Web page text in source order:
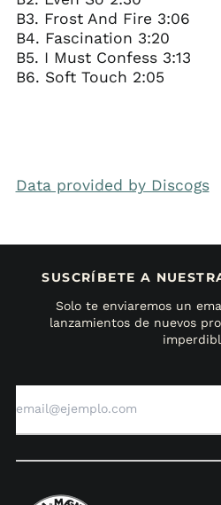
B3. Frost And Fire 3:06
B4. Fascination 3:20
B5. I Must Confess 3:13
B6. Soft Touch 2:05
Data provided by Discogs
SUSCRÍBETE A
Solo te enviaremos un
lanzamientos de nuevos